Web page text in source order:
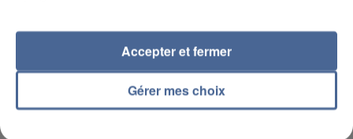
6 août 2026
Gabriel Attal et Raphaël Glucksmann visés par des
ingérences...
Gérer mes choix
Accepter et fermer